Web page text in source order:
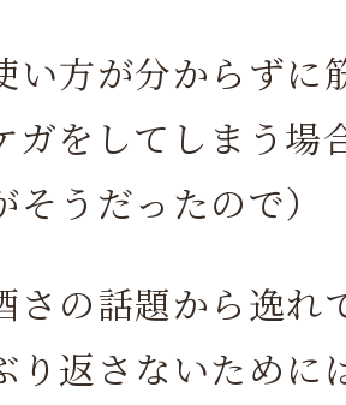
い方が分からずに
ガをしてしまう場
そうだったので）
さの話題から逸れ
り返さないために